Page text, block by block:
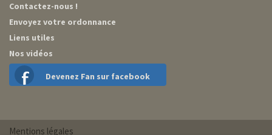
Contactez-nous !
Envoyez votre ordonnance
Liens utiles
Nos vidéos
Devenez Fan sur facebook
Mentions légales